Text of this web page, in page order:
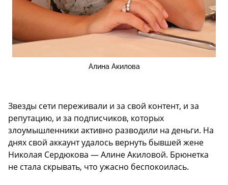
Алина Акилова
Звезды сети переживали и за свой контент, и за
репутацию, и за подписчиков, которых
злоумышленники активно разводили на деньги. На
днях свой аккаунт удалось вернуть бывшей жене
Николая Сердюкова — Алине Акиловой. Брюнетка
не стала скрывать, что ужасно беспокоилась.